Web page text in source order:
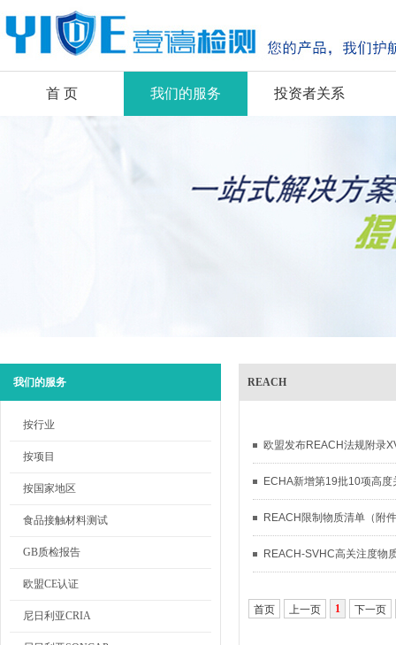
首 页 我们的服务 投资者关系
我们的服务
按行业
按项目
按国家地区
食品接触材料测试
GB质检报告
欧盟CE认证
尼日利亚CRIA
REACH
欧盟发布REACH法规附录
ECHA新增第19批10项高
REACH限制物质清单（附
REACH-SVHC高关注度物
首页 上一页 1 下一页